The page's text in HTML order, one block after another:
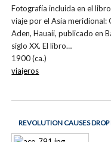
Fotografía incluida en el
viaje por el Asia meridional:
Aden, Hauaii, publicado en
siglo XX. El libro…
1900 (ca.)
viajeros
REVOLUTION CAUSES